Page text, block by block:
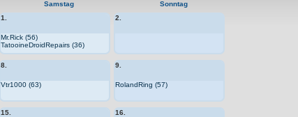
Samstag
Sonntag
1.
Mr.Rick (56)
TatooineDroidRepairs (36)
2.
8.
Vtr1000 (63)
9.
RolandRing (57)
15. 16.